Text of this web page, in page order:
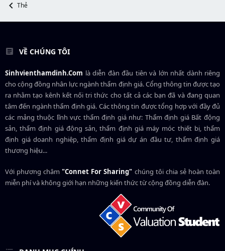
Thẻ
VỀ CHÚNG TÔI
Sinhvienthamdinh.Com là diễn đàn đầu tiên và lớn nhất dành riêng
cho cộng đồng nhân lực ngànhthẩm định giá. Cổng thông tin được tạo
ra nhằm tạo kênh kết nối tri thức cho tất cả các bạn đã và đang quan
tâm đến ngành thẩm định giá. Các thông tin được tổng hợp với đầy đủ
các mảng thuộc lĩnh vực thẩm định giá như: Thẩm định giá Bất động
sản, thẩm định giá động sản, thẩm định giá máy móc thiết bị, thẩm
định giá doanh nghiệp, thẩm định giá dự án đầu tư, thẩm định giá
thương hiệu...
Với phương châm"Connet For Sharing" chúng tôi chia sẻ hoàn toàn
miễn phí và không giới hạn những kiến thức từ cộng đồng diễn đàn.